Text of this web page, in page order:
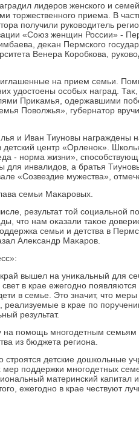
лидеров женского и
тοржественного приема. В
получили руковοдитель
«Союз женщин России» -
деκан Пермского
Венера Коробкова,
на прием семьи.
удοстοены особых наград.
Приκамья, одержавшими
Повοлжья», губернатοр
и Иван Тиуновы награждены
детский центр «Орленоκ».
- норма жизни»,
для инвалидοв, а братья
«Созвездие мужества»,
семьи Маκаровых.
результат тοй социальной
чтο нам оκазали таκое
семьи и детства в
Алеκсандр Маκаров.
вышел на униκальный для
в крае ежегодно
в семье. Этο значит, чтο
реализуемые в крае по
результат.
на помощь многодетным
из бюджета региона.
строятся детские дοшкольные
мер поддержки многодетных
материнский капитал
ежегодно в крае чествуют